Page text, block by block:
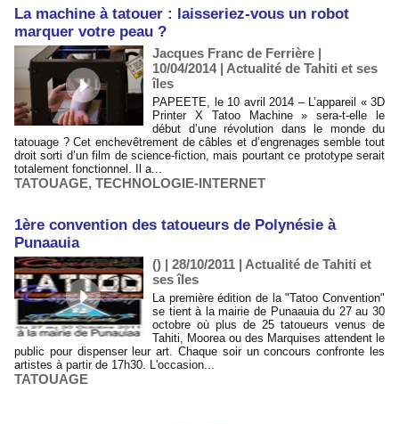
La machine à tatouer : laisseriez-vous un robot
marquer votre peau ?
Jacques Franc de Ferrière |
10/04/2014| Actualité de Tahiti et ses
îles
PAPEETE, le 10 avril 2014 – L’appareil « 3D
Printer X Tatoo Machine » sera-t-elle le
début d’une révolution dans le monde du
tatouage ? Cet enchevêtrement de câbles et d’engrenages semble tout
droit sorti d’un film de science-fiction, mais pourtant ce prototype serait
totalement fonctionnel. Il a...
TATOUAGE, TECHNOLOGIE-INTERNET
1ère convention des tatoueurs de Polynésie à
Punaauia
() | 28/10/2011 | Actualité de Tahiti et
ses îles
La première édition de la "Tatoo Convention"
se tient à la mairie de Punaauia du 27 au 30
octobre où plus de 25 tatoueurs venus de
Tahiti, Moorea ou des Marquises attendent le
public pour dispenser leur art. Chaque soir un concours confronte les
artistes à partir de 17h30. L'occasion...
TATOUAGE